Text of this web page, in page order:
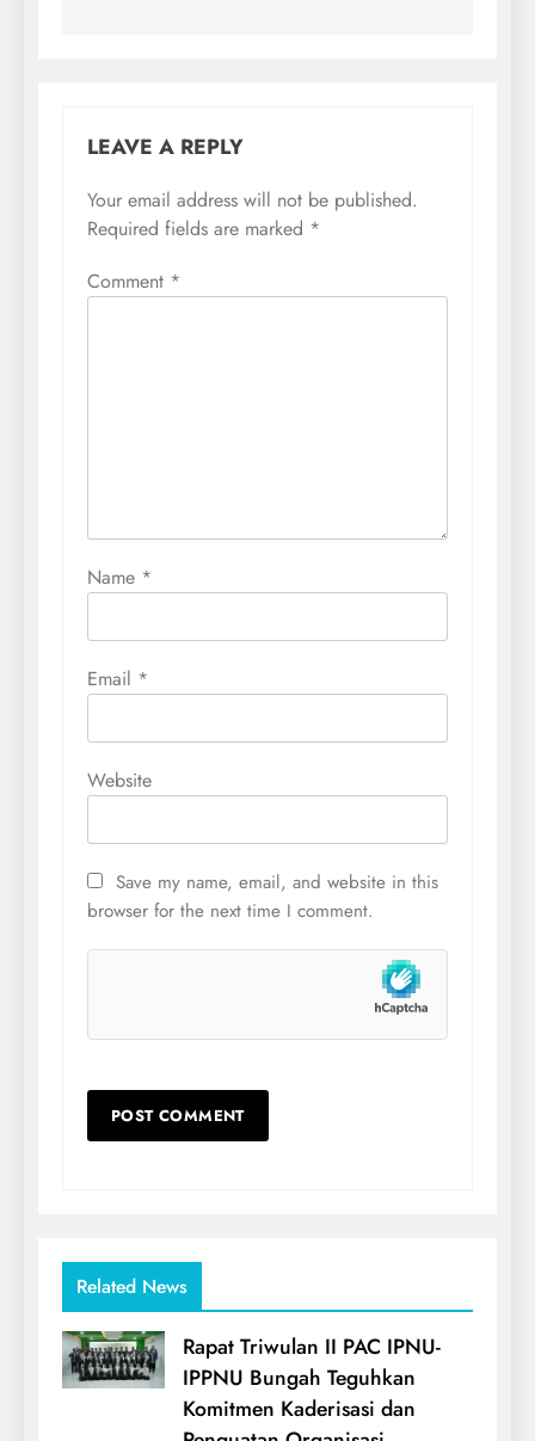
LEAVE A REPLY
Your email address will not be published.
Required fields are marked *
Comment *
Name *
Email *
Website
Save my name, email, and website in this
browser for the next time I comment.
Related News
Rapat Triwulan II PAC IPNU-
IPPNU Bungah Teguhkan
Komitmen Kaderisasi dan